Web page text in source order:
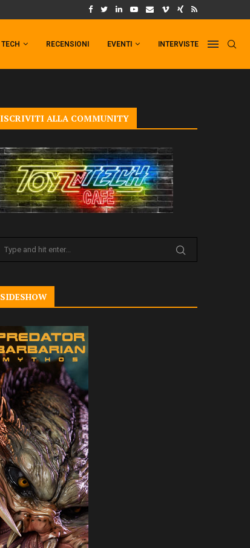
IL TRAILER DI FIST OF THE NORTH STAR!
TECH RECENSIONI EVENTI INTERVISTE
ISCRIVITI ALLA COMMUNITY
SIDESHOW